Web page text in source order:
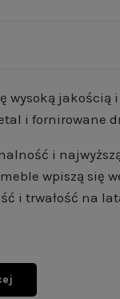
i fornirowane
i
wpiszą
i trwałość na
i unikalny